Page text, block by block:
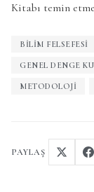
Kitabı temin
BILIM FELSEFESI
GENEL DENGE
METODOLOJI
PAYLAŞ